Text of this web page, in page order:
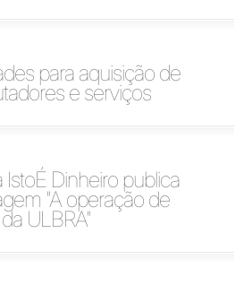
para aquisição de
e serviços
IstoÉ Dinheiro publica
"A operação de
ULBRA"